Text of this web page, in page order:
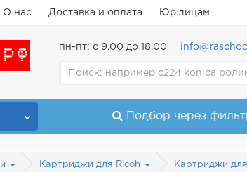
О нас Доставка и оплата Юр.лицам
пн-пт: с 9.00 до 18.00
Подбор через
Картриджи для Ricoh Картриджи